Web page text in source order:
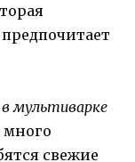
мультиварке
много
свежие